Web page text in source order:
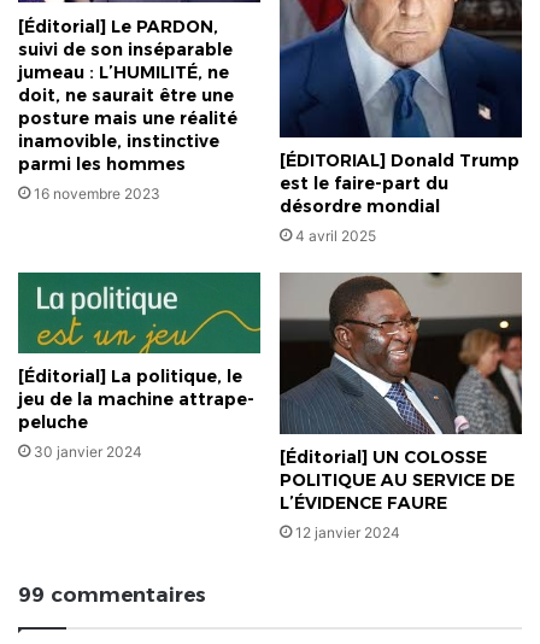
[Éditorial] Le PARDON,
suivi de son inséparable
jumeau : L’HUMILITÉ, ne
doit, ne saurait être une
posture mais une réalité
inamovible, instinctive
parmi les hommes
16 novembre 2023
[ÉDITORIAL] Donald Trump
est le faire-part du
désordre mondial
4 avril 2025
[Éditorial] La politique, le
jeu de la machine attrape-
peluche
30 janvier 2024
[Éditorial] UN COLOSSE
POLITIQUE AU SERVICE DE
L’ÉVIDENCE FAURE
12 janvier 2024
99 commentaires